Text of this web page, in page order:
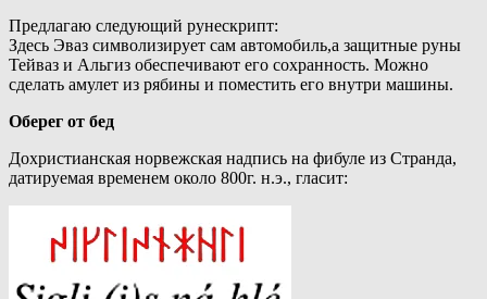
Предлагаю следующий рунескрипт:
Здесь Эваз символизирует сам автомобиль,а защитные руны
Тейваз и Альгиз обеспечивают его сохранность. Можно
сделать амулет из рябины и поместить его внутри машины.
Оберег от бед
Дохристианская норвежская надпись на фибуле из Странда,
датируемая временем около 800г. н.э., гласит: